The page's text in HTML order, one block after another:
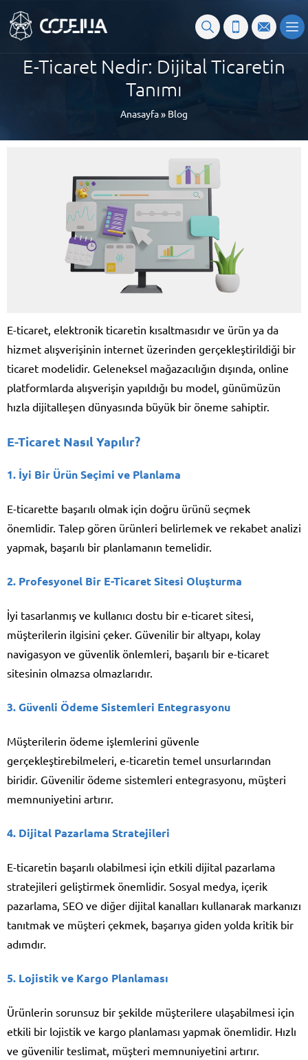
E-Ticaret Nedir: Dijital Ticaretin
Tanımı
Anasayfa» Blog
E-ticaret, elektronik ticaretin kısaltmasıdır ve ürün ya da
hizmet alışverişinin internet üzerinden gerçekleştirildiği bir
ticaret modelidir. Geleneksel mağazacılığın dışında, online
platformlarda alışverişin yapıldığı bu model, günümüzün
hızla dijitalleşen dünyasında büyük bir öneme sahiptir.
E-Ticaret Nasıl Yapılır?
1. İyi Bir Ürün Seçimi ve Planlama
E-ticarette başarılı olmak için doğru ürünü seçmek
önemlidir. Talep gören ürünleri belirlemek ve rekabet analizi
yapmak, başarılı bir planlamanın temelidir.
2. Profesyonel Bir E-Ticaret Sitesi Oluşturma
İyi tasarlanmış ve kullanıcı dostu bir e-ticaret sitesi,
müşterilerin ilgisini çeker. Güvenilir bir altyapı, kolay
navigasyon ve güvenlik önlemleri, başarılı bir e-ticaret
sitesinin olmazsa olmazlarıdır.
3.Güvenli Ödeme Sistemleri Entegrasyonu
Müşterilerin ödeme işlemlerini güvenle
gerçekleştirebilmeleri, e-ticaretin temel unsurlarından
biridir. Güvenilir ödeme sistemleri entegrasyonu, müşteri
memnuniyetini artırır.
4. Dijital Pazarlama Stratejileri
E-ticaretin başarılı olabilmesi için etkili dijital pazarlama
stratejileri geliştirmek önemlidir. Sosyal medya, içerik
pazarlama, SEO ve diğer dijital kanalları kullanarak markanızı
tanıtmak ve müşteri çekmek, başarıya giden yolda kritik bir
adımdır.
5. Lojistik ve Kargo Planlaması
Ürünlerin sorunsuz bir şekilde müşterilere ulaşabilmesi için
etkili bir lojistik ve kargo planlaması yapmak önemlidir. Hızlı
ve güvenilir teslimat, müşteri memnuniyetini artırır.